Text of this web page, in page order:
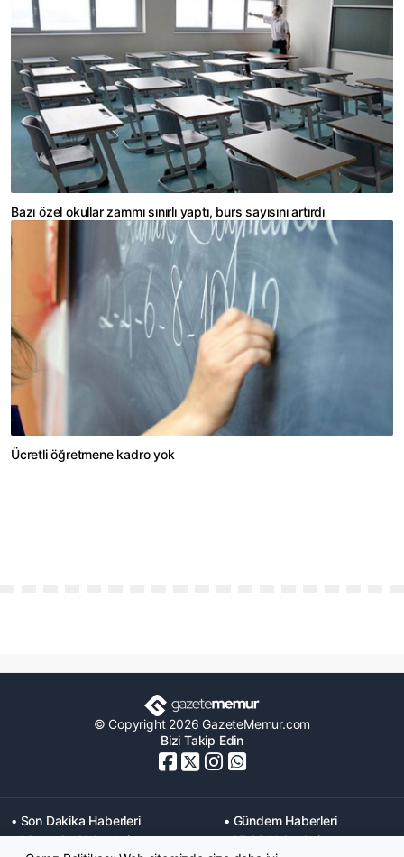
Bazı özel okullar zammı sınırlı yaptı, burs sayısını artırdı
Ücretli öğretmene kadro yok
© Copyright 2026 GazeteMemur.com
Bizi Takip Edin
• Son Dakika Haberleri
• Gündem Haberleri
• Memurlar Haberleri
• KPSS Haberleri